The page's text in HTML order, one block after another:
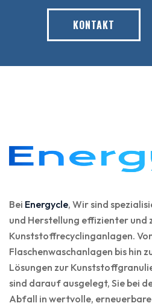
KONTAKT
Bei Energycle, Wir sind
und Herstellung effizienter und
Kunststoffrecyclinganlagen.
Flaschenwaschanlagen bis hin
Lösungen zur
sind darauf ausgelegt, Sie bei
Abfall in wertvolle, erneuerbare